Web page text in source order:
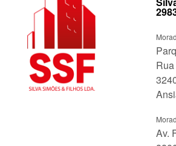
Av.